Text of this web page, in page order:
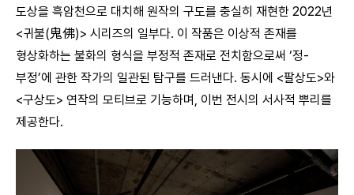
도상을 흑암천으로 대치해 원작의 구도를 충실히 재현한 2022년
<귀불(鬼佛)> 시리즈의 일부다. 이 작품은 이상적 존재를
형상화하는 불화의 형식을 부정적 존재로 전치함으로써 ‘정-
부정’에 관한 작가의 일관된 탐구를 드러낸다. 동시에 <팔상도>와
<구상도> 연작의 모티브로 기능하며, 이번 전시의 서사적 뿌리를
제공한다.